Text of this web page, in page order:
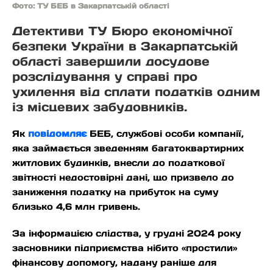
Фото: ТУ БЕБ в Закарпатській області
Детективи ТУ Бюро економічної
безпеки України в Закарпатській
області завершили досудове
розслідування у справі про
ухилення від сплати податків одним
із місцевих забудовників.
Як повідомляєБЕБ, службові особи компанії,
яка займається зведенням багатоквартирних
житлових будинків, внесли до податкової
звітності недостовірні дані, що призвело до
заниження податку на прибуток на суму
близько 4,6 млн гривень.
За інформацією слідства, у грудні 2024 року
засновники підприємства нібито «простили»
фінансову допомогу, надану раніше для